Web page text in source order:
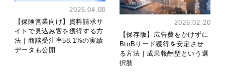
2026.04.08
【保険営業向け】資料請求サ
イトで見込み客を獲得する方
法｜商談受注率58.1%の実績
データも公開
2026.02.20
【保存版】広告費をかけずに
BtoBリード獲得を安定させ
る方法｜成果報酬型という選
択肢